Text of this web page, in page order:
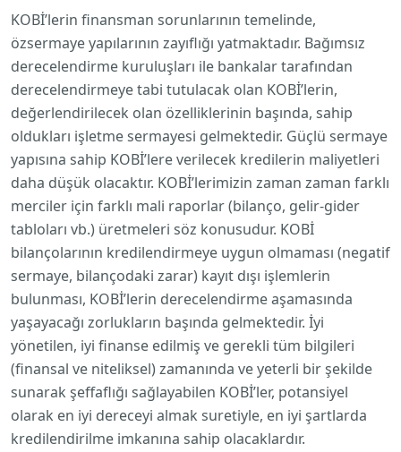
KOBİ’lerin finansman sorunlarının temelinde,
özsermaye yapılarının zayıflığı yatmaktadır. Bağımsız
derecelendirme kuruluşları ile bankalar tarafından
derecelendirmeye tabi tutulacak olan KOBİ’lerin,
değerlendirilecek olan özelliklerinin başında, sahip
oldukları işletme sermayesi gelmektedir. Güçlü sermaye
yapısına sahip KOBİ’lere verilecek kredilerin maliyetleri
daha düşük olacaktır. KOBİ’lerimizin zaman zaman farklı
merciler için farklı mali raporlar (bilanço, gelir-gider
tabloları vb.) üretmeleri söz konusudur. KOBİ
bilançolarının kredilendirmeye uygun olmaması (negatif
sermaye, bilançodaki zarar) kayıt dışı işlemlerin
bulunması, KOBİ’lerin derecelendirme aşamasında
yaşayacağı zorlukların başında gelmektedir. İyi
yönetilen, iyi finanse edilmiş ve gerekli tüm bilgileri
(finansal ve niteliksel) zamanında ve yeterli bir şekilde
sunarak şeffaflığı sağlayabilen KOBİ’ler, potansiyel
olarak en iyi dereceyi almak suretiyle, en iyi şartlarda
kredilendirilme imkanına sahip olacaklardır.